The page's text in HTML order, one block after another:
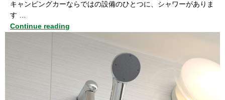
キャンピングカーならではの設備のひとつに、シャワーがありま
す …
Continue reading